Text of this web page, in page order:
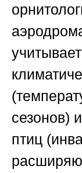
учитывает
сезонов)
птиц